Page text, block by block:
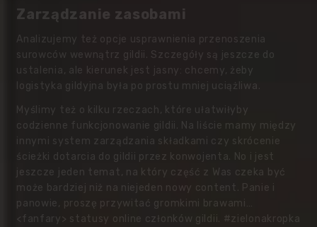
Zarządzanie zasobami
Analizujemy też opcje usprawnienia przenoszenia
surowców wewnątrz gildii. Szczegóły są jeszcze do
ustalenia, ale kierunek jest jasny: chcemy, żeby
logistyka gildyjna była po prostu mniej uciążliwa.
Myślimy też o kilku rzeczach, które ułatwiłyby
codzienne funkcjonowanie gildii. Na liście mamy między
innymi system zarządzania składkami czy skrócenie
ścieżki dotarcia do gildii przez konwojenta. No i jest
jeszcze jeden temat, na który część z Was czeka być
może bardziej niż na niejeden nowy content. Panie i
panowie, proszę przywitać gromkimi brawami…
<fanfary> statusy online członków gildii. #zielonakropka